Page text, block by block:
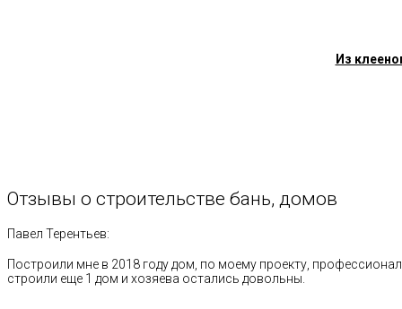
Из
Отзывы о строительстве бань, домов
Павел Терентьев:
Построили мне в 2018 году дом, по моему проекту,
строили еще 1 дом и хозяева остались довольны.